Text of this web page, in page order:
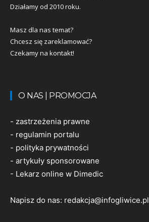
Działamy od 2010 roku.
Masz dla nas temat?
Chcesz się zareklamować?
Czekamy na kontakt!
O NAS | PROMOCJA
- zastrzeżenia prawne
- regulamin portalu
- polityka prywatności
- artykuły sponsorowane
- Lekarz online w Dimedic
Napisz do nas: redakcja@infogliwice.pl